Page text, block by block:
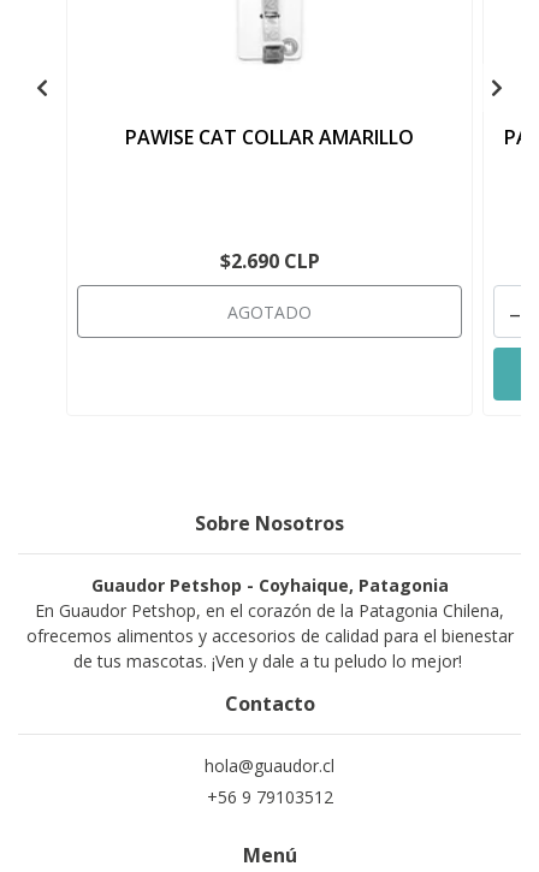
PAWISE CAT COLLAR AMARILLO
$2.690 CLP
AGOTADO -
Sobre Nosotros
Guaudor Petshop - Coyhaique, Patagonia
En Guaudor Petshop, en el corazón de la Patagonia Chilena,
ofrecemos alimentos y accesorios de calidad para el bienestar
de tus mascotas. ¡Ven y dale a tu peludo lo mejor!
Contacto
hola@guaudor.cl
+56 9 79103512
Menú